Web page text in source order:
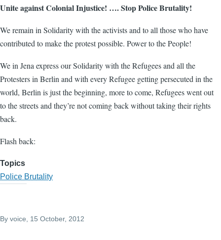
Unite against Colonial Injustice! …. Stop Police Brutality!
We remain in Solidarity with the activists and to all those who have
contributed to make the protest possible. Power to the People!
We in Jena express our Solidarity with the Refugees and all the
Protesters in Berlin and with every Refugee getting persecuted in the
world, Berlin is just the beginning, more to come, Refugees went out
to the streets and they’re not coming back without taking their rights
back.
Flash back:
Topics
Police Brutality
By voice , 15 October, 2012